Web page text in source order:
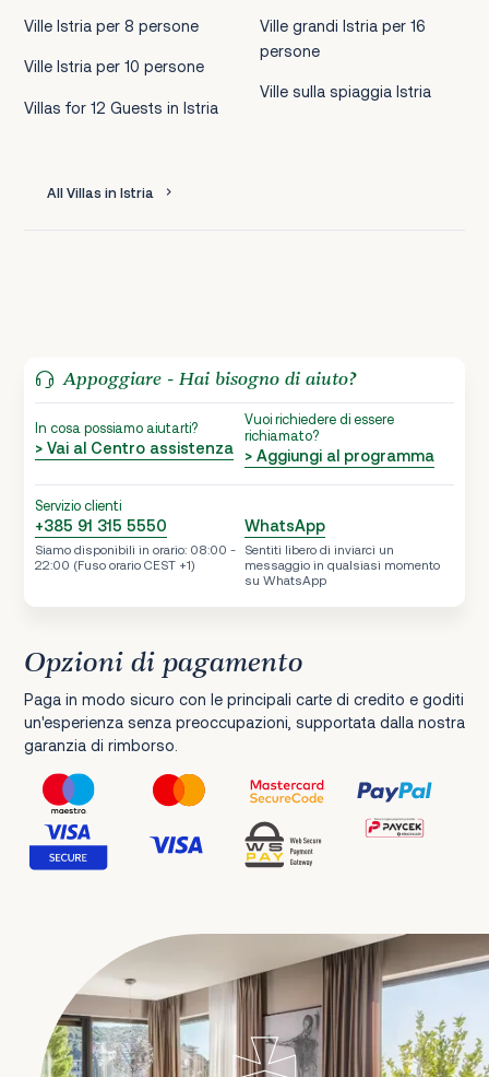
Ville Istria per 8 persone
Ville Istria per 10 persone
Villas for 12 Guests in Istria
Ville grandi Istria per 16
persone
Ville sulla spiaggia Istria
All Villas in Istria
Appoggiare - Hai bisogno di aiuto?
In cosa possiamo aiutarti?
> Vai al Centro assistenza
Vuoi richiedere di essere
richiamato?
> Aggiungi al programma
Servizio clienti
+385 91 315 5550
Siamo disponibili in orario: 08:00 -
22:00 (Fuso orario CEST +1)
WhatsApp
Sentiti libero di inviarci un
messaggio in qualsiasi momento
su WhatsApp
Opzioni di pagamento
Paga in modo sicuro con le principali carte di credito e goditi
un'esperienza senza preoccupazioni, supportata dalla nostra
garanzia di rimborso.